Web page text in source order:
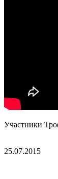
Участники
25.07.2015